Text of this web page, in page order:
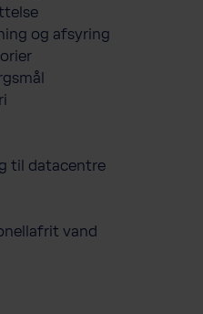
og afsyring
til datacentre
vand